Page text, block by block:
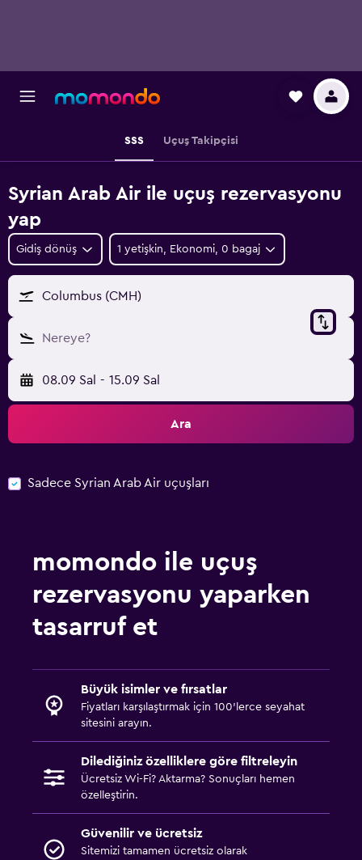
SSS Uçuş Takipçisi
Syrian Arab Air ile uçuş rezervasyonu
yap
Gidiş dönüş 1 yetişkin, Ekonomi, 0 bagaj
Columbus (CMH)
Nereye?
08.09 Sal - 15.09 Sal
Ara
Sadece Syrian Arab Air uçuşları
momondo ile uçuş
rezervasyonu yaparken
tasarruf et
Büyük isimler ve fırsatlar
Fiyatları karşılaştırmak için 100'lerce seyahat
sitesini arayın.
Dilediğiniz özelliklere göre filtreleyin
Ücretsiz Wi-Fi? Aktarma? Sonuçları hemen
özelleştirin.
Güvenilir ve ücretsiz
Sitemizi tamamen ücretsiz olarak